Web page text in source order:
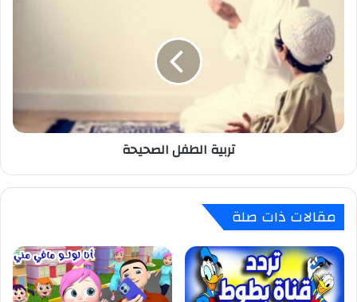
الطفل
الصحيحة
تربية الطفل الصحيحة
مقالات ذات صلة